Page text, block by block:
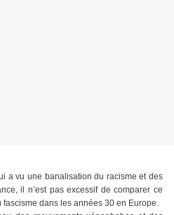
a vu une banalisation du racisme et des
il n’est pas excessif de comparer ce
dans les années 30 en Europe.